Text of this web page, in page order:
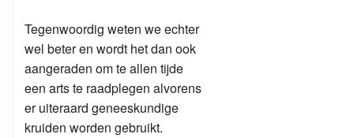
Tegenwoordig weten we echter
wel beter en wordt het dan ook
aangeraden om te allen tijde
een arts te raadplegen alvorens
er uiteraard geneeskundige
kruiden worden gebruikt.